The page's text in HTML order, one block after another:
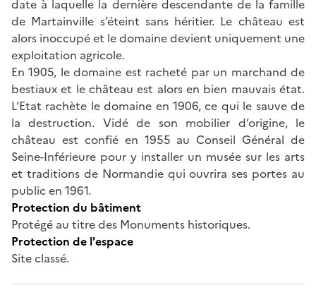
date à laquelle la dernière descendante de la famille
de Martainville s’éteint sans héritier. Le château est
alors inoccupé et le domaine devient uniquement une
exploitation agricole.
En 1905, le domaine est racheté par un marchand de
bestiaux et le château est alors en bien mauvais état.
L’Etat rachète le domaine en 1906, ce qui le sauve de
la destruction. Vidé de son mobilier d’origine, le
château est confié en 1955 au Conseil Général de
Seine-Inférieure pour y installer un musée sur les arts
et traditions de Normandie qui ouvrira ses portes au
public en 1961.
Protection du bâtiment
Protégé au titre des Monuments historiques.
Protection de l'espace
Site classé.